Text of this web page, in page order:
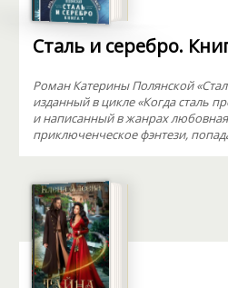
Сталь и серебро.
Роман Катерины Полянской
изданный в цикле «Когда сталь
и написанный в жанрах любовная
приключенческое фэнтези,